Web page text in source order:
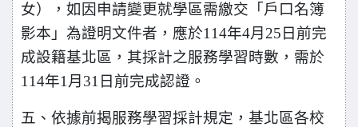
女），如因申請變更就學區需繳交「戶口名簿
影本」為證明文件者，應於114年4月25日前完
成設籍基北區，其採計之服務學習時數，需於
114年1月31日前完成認證。
五、依據前揭服務學習採計規定，基北區各校